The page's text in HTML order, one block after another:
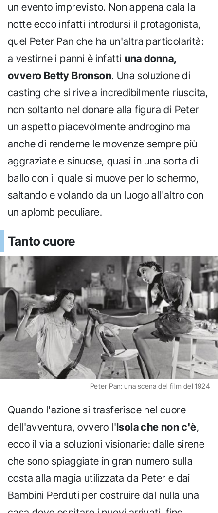
un evento imprevisto. Non appena cala la
notte ecco infatti introdursi il protagonista,
quel Peter Pan che ha un'altra particolarità:
a vestirne i panni è infatti una donna,
ovvero Betty Bronson. Una soluzione di
casting che si rivela incredibilmente riuscita,
non soltanto nel donare alla figura di Peter
un aspetto piacevolmente androgino ma
anche di renderne le movenze sempre più
aggraziate e sinuose, quasi in una sorta di
ballo con il quale si muove per lo schermo,
saltando e volando da un luogo all'altro con
un aplomb peculiare.
Tanto cuore
Peter Pan: una scena del film del 1924
Quando l'azione si trasferisce nel cuore
dell'avventura, ovvero l'Isola che non c'è,
ecco il via a soluzioni visionarie: dalle sirene
che sono spiaggiate in gran numero sulla
costa alla magia utilizzata da Peter e dai
Bambini Perduti per costruire dal nulla una